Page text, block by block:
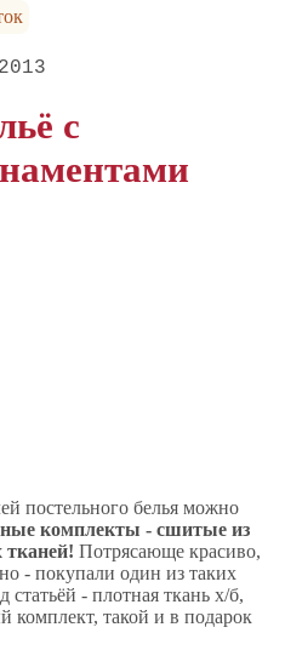
с
постельного белья можно
комплекты - сшитые из
Потрясающе красиво,
- покупали один из таких
- плотная ткань х/б,
комплект, такой и в подарок